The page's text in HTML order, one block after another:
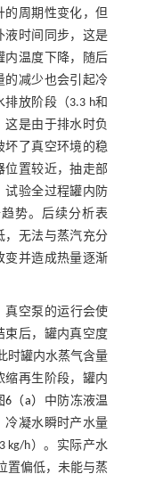
的周期性变化，但
液时间同步，这是
内温度下降，随后
的减少也会引起冷
放阶段（3.3 h和
这是由于排水时负
坏了真空环境的稳
位置较近，抽走部
试验全过程罐内防
势。后续分析表
，无法与蒸汽充分
变并造成热量逐渐
真空泵的运行会使
束后，罐内真空度
时罐内水蒸气含量
缩再生阶段，罐内
6（a） 中防冻液温
冷凝水瞬时产水量
kg/h）。实际产水
置偏低，未能与蒸